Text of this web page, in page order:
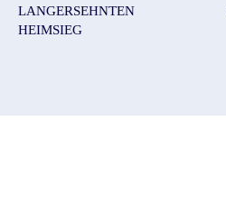
ANGERSEHNTEN H
EIMSIEG